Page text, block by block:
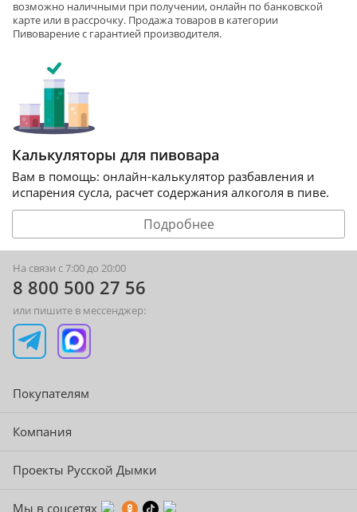
возможно наличными при получении, онлайн по банковской
карте или в рассрочку. Продажа товаров в категории
Пивоварениес гарантией производителя.
Калькуляторы для пивовара
Вам в помощь: онлайн-калькулятор разбавления и
испарения сусла, расчет содержания алкоголя в пиве.
Подробнее
На связи с 7:00 до 20:00
8 800 500 27 56
или пишите в мессенджер:
Покупателям
Компания
Проекты Русской Дымки
Мы в соцсетях